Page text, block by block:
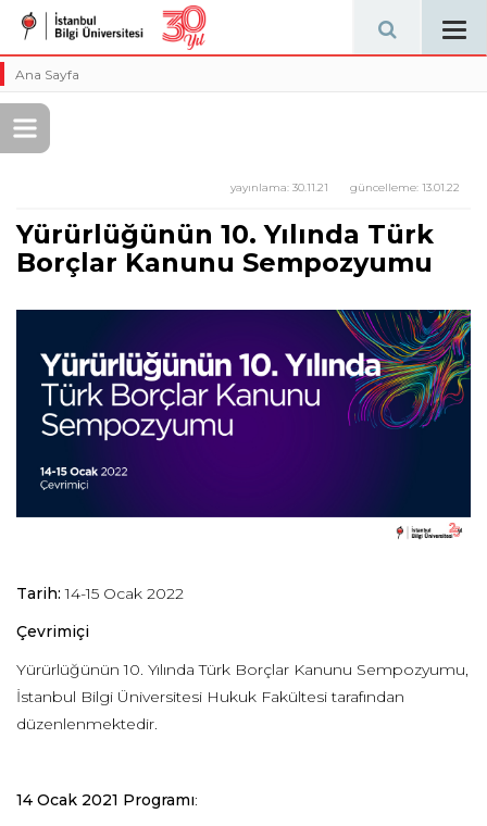
Ana Sayfa
güncelleme: 13.01.22
yayınlama: 30.11.21
Yürürlüğünün 10. Yılında Türk
Borçlar Kanunu Sempozyumu
Tarih: 14-15 Ocak 2022
Çevrimiçi
Yürürlüğünün 10. Yılında Türk Borçlar Kanunu Sempozyumu,
İstanbul Bilgi Üniversitesi Hukuk Fakültesi tarafından
düzenlenmektedir.
14 Ocak 2021 Programı: